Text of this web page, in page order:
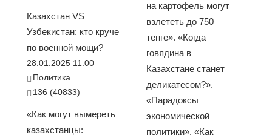
Казахстан VS
Узбекистан: кто круче
по военной мощи?
28.01.2025 11:00
Политика
136 (40833)
«Как могут вымереть
казахстанцы:
на картофель могут
взлететь до 750
тенге». «Когда
говядина в
Казахстане станет
деликатесом?».
«Парадоксы
экономической
политики». «Как